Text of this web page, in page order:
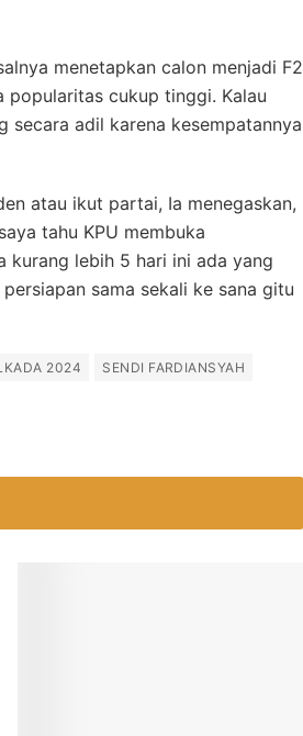
menetapkan calon menjadi F2
popularitas cukup tinggi. Kalau
adil karena kesempatannya
atau ikut partai, Ia menegaskan,
tahu KPU membuka
kurang lebih 5 hari ini ada yang
sama sekali ke sana gitu
2024 SENDI FARDIANSYAH